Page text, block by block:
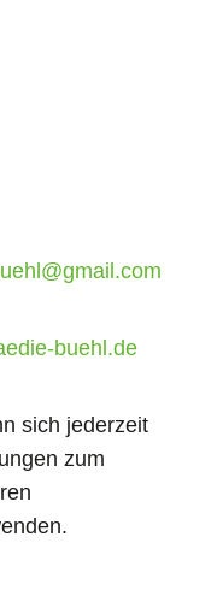
buehl.de
sich jederzeit
zum